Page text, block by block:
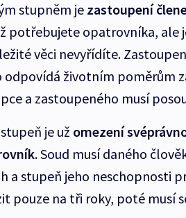
stupněm je zastoupení
potřebujete opatrovníka, ale
věci nevyřídíte.
odpovídá životním poměrům
a zastoupeného musí
je už omezení
. Soud musí daného
a stupeň jeho neschopnosti
pouze na tři roky, poté musí